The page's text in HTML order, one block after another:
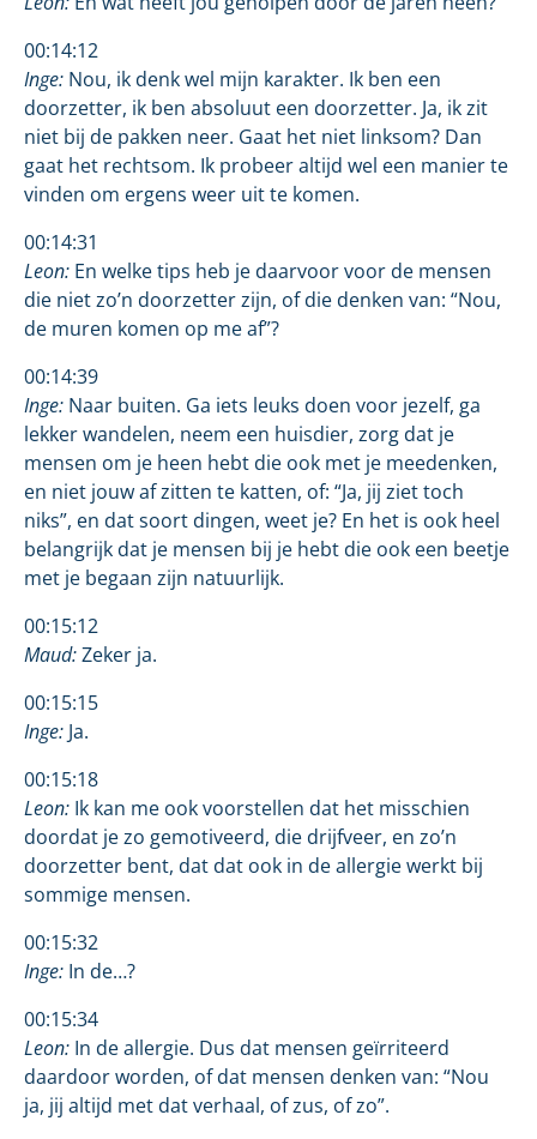
00:14:12
Inge: Nou, ik denk wel mijn karakter. Ik ben een
doorzetter, ik ben absoluut een doorzetter. Ja, ik zit
niet bij de pakken neer. Gaat het niet linksom? Dan
gaat het rechtsom. Ik probeer altijd wel een manier te
vinden om ergens weer uit te komen.
00:14:31
Leon: En welke tips heb je daarvoor voor de mensen
die niet zo’n doorzetter zijn, of die denken van: “Nou,
de muren komen op me af”?
00:14:39
Inge: Naar buiten. Ga iets leuks doen voor jezelf, ga
lekker wandelen, neem een huisdier, zorg dat je
mensen om je heen hebt die ook met je meedenken,
en niet jouw af zitten te katten, of: “Ja, jij ziet toch
niks”, en dat soort dingen, weet je? En het is ook heel
belangrijk dat je mensen bij je hebt die ook een beetje
met je begaan zijn natuurlijk.
00:15:12
Maud:Zeker ja.
00:15:15
Inge: Ja.
00:15:18
Leon: Ik kan me ook voorstellen dat het misschien
doordat je zo gemotiveerd, die drijfveer, en zo’n
doorzetter bent, dat dat ook in de allergie werkt bij
sommige mensen.
00:15:32
Inge: In de…?
00:15:34
Leon: In de allergie. Dus dat mensen geïrriteerd
daardoor worden, of dat mensen denken van: “Nou
ja, jij altijd met dat verhaal, of zus, of zo”.